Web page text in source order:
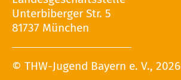
Unterbiberger Str. 5
81737 München
© THW-Jugend Bayern e. V., 2026